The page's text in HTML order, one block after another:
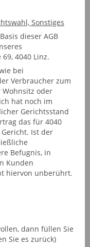
Sonstiges
dieser AGB
4040 Linz.
bei
Verbraucher zum
oder
hat noch im
Gerichtsstand
das für 4040
Ist der
Befugnis, in
Kunden
hiervon unberührt.
dann füllen Sie
Sie es zurück)